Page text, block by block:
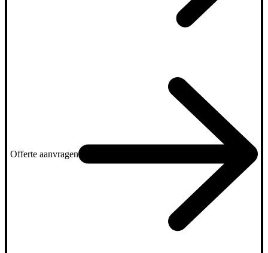
Offerte aanvragen